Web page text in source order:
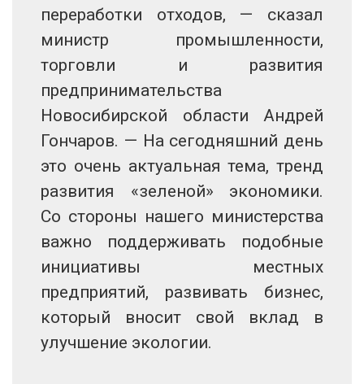
переработки отходов, — сказал
министр промышленности,
торговли и развития
предпринимательства
Новосибирской области Андрей
Гончаров. — На сегодняшний день
это очень актуальная тема, тренд
развития «зеленой» экономики.
Со стороны нашего министерства
важно поддерживать подобные
инициативы местных
предприятий, развивать бизнес,
который вносит свой вклад в
улучшение экологии.